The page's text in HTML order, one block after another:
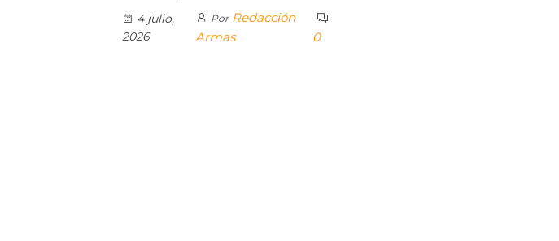
4 julio,
2026
Por Redacción
Armas
0